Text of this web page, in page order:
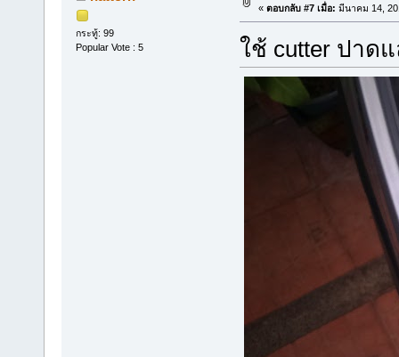
กระทู้: 99
Popular Vote : 5
« ตอบกลับ #7 เมื่อ: มีนาคม 14,
ใช้ cutter ปาด